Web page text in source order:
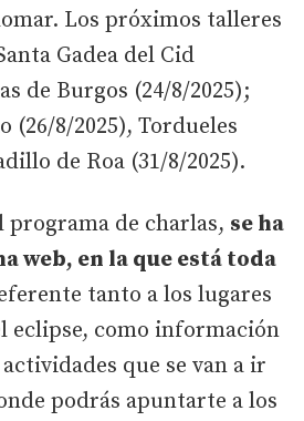
Los próximos talleres
Gadea del Cid
de Burgos (24/8/2025);
(26/8/2025), Tordueles
de Roa (31/8/2025).
programa de charlas, se ha
web, en la que está toda
tanto a los lugares
eclipse, como información
que se van a ir
podrás apuntarte a los